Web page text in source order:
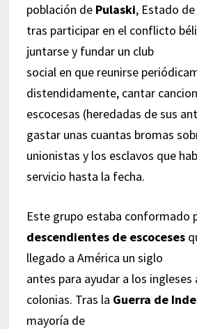
población de Pulaski, Estado
tras participar en el conflicto
juntarse y fundar un club
social en que reunirse
distendidamente, cantar
escocesas (heredadas de sus
gastar unas cuantas bromas
unionistas y los esclavos que
servicio hasta la fecha.
Este grupo estaba conformado
descendientes de escoceses
llegado a América un siglo
antes para ayudar a los ingleses
colonias. Tras la Guerra de
mayoría de